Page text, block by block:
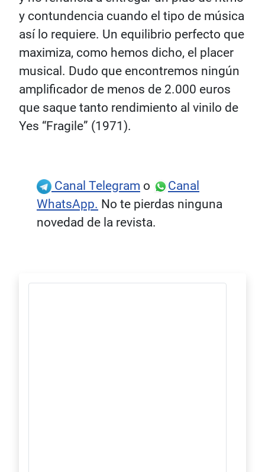
y contundencia cuando el tipo de música
así lo requiere. Un equilibrio perfecto que
maximiza, como hemos dicho, el placer
musical. Dudo que encontremos ningún
amplificador de menos de 2.000 euros
que saque tanto rendimiento al vinilo de
Yes “Fragile” (1971).
Canal Telegram o
Canal
WhatsApp. No te pierdas ninguna
novedad de la revista.